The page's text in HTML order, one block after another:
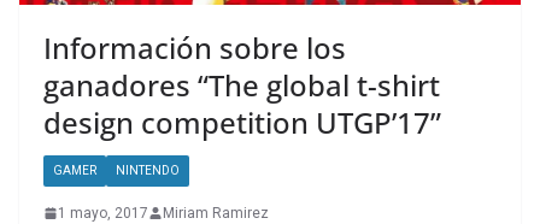
Información sobre los
ganadores “The global t-shirt
design competition UTGP’17”
GAMER NINTENDO
1 mayo, 2017 Miriam Ramirez